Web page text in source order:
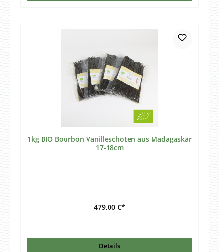
1kg BIO Bourbon Vanilleschoten aus Madagaskar
17-18cm
479,00 €*
Details